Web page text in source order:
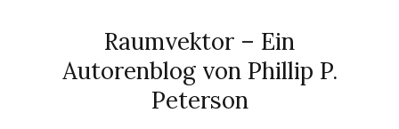
Raumvektor – Ein
Autorenblog von Phillip P.
Peterson